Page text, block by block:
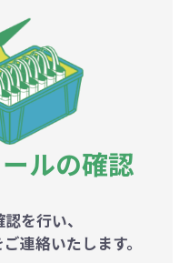
ルの確認
を行い、
連絡いたします。